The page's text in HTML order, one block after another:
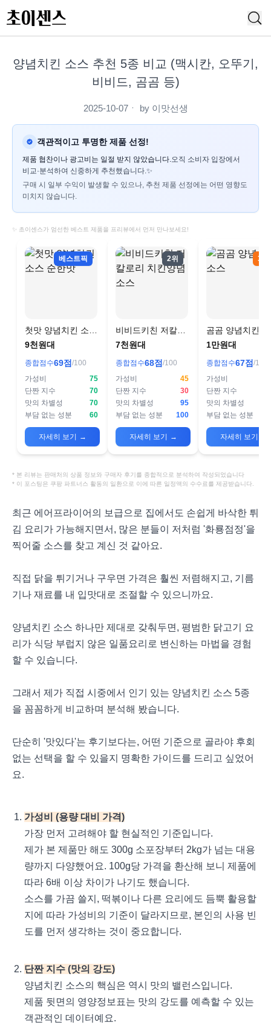
양념치킨 소스 추천 5종 비교 (맥시칸, 오뚜기,
비비드, 곰곰 등)
2025-10-07ㆍ by 이맛선생
객관적이고 투명한 제품 선정!
제품 협찬이나 광고비는 일절 받지 않았습니다.오직 소비자 입장에서
비교·분석하여 신중하게 추천했습니다.✨
구매 시 일부 수익이 발생할 수 있으나, 추천 제품 선정에는 어떤 영향도
미치지 않습니다.
✨ 초이센스가 엄선한 베스트 제품을 프리뷰에서 먼저 만나보세요!
베스트픽
첫맛 양념치킨 소스
순한맛
9천원대
종합점수69점 /100
가성비
75
단짠 지수
70
맛의 차별성
70
부담 없는 성분
60
자세히 보기 →
2위
비비드키친 저칼로
리 치킨양념소스
7천원대
종합점수68점 /100
가성비
45
단짠 지수
30
맛의 차별성
95
부담 없는 성분
100
자세히 보기 →
3위
곰곰 양념치킨
1만원대
종합점수67점 /100
가성비
단짠 지수
맛의 차별성
부담 없는 성분
자세히 보기
* 본 리뷰는 판매처의 상품 정보와 구매자 후기를 종합적으로 분석하여 작성되었습니다
* 이 포스팅은 쿠팡 파트너스 활동의 일환으로 이에 따른 일정액의 수수료를 제공받습니다.
최근 에어프라이어의 보급으로 집에서도 손쉽게 바삭한 튀
김 요리가 가능해지면서, 많은 분들이 저처럼 '화룡점정'을
찍어줄 소스를 찾고 계신 것 같아요.
직접 닭을 튀기거나 구우면 가격은 훨씬 저렴해지고, 기름
기나 재료를 내 입맛대로 조절할 수 있으니까요.
양념치킨 소스 하나만 제대로 갖춰두면, 평범한 닭고기 요
리가 식당 부럽지 않은 일품요리로 변신하는 마법을 경험
할 수 있습니다.
그래서 제가 직접 시중에서 인기 있는 양념치킨 소스 5종
을 꼼꼼하게 비교하며 분석해 봤습니다.
단순히 '맛있다'는 후기보다는, 어떤 기준으로 골라야 후회
없는 선택을 할 수 있을지 명확한 가이드를 드리고 싶었어
요.
가성비 (용량 대비 가격)
가장 먼저 고려해야 할 현실적인 기준입니다.
제가 본 제품만 해도 300g 소포장부터 2kg가 넘는 대용
량까지 다양했어요. 100g당 가격을 환산해 보니 제품에
따라 6배 이상 차이가 나기도 했습니다.
소스를 가끔 쓸지, 떡볶이나 다른 요리에도 듬뿍 활용할
지에 따라 가성비의 기준이 달라지므로, 본인의 사용 빈
도를 먼저 생각하는 것이 중요합니다.
단짠 지수 (맛의 강도)
양념치킨 소스의 핵심은 역시 맛의 밸런스입니다.
제품 뒷면의 영양정보표는 맛의 강도를 예측할 수 있는
객관적인 데이터예요.